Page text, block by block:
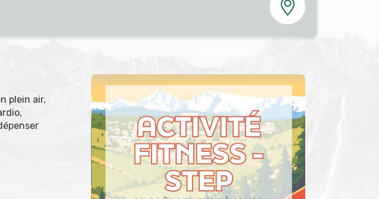
plein air,